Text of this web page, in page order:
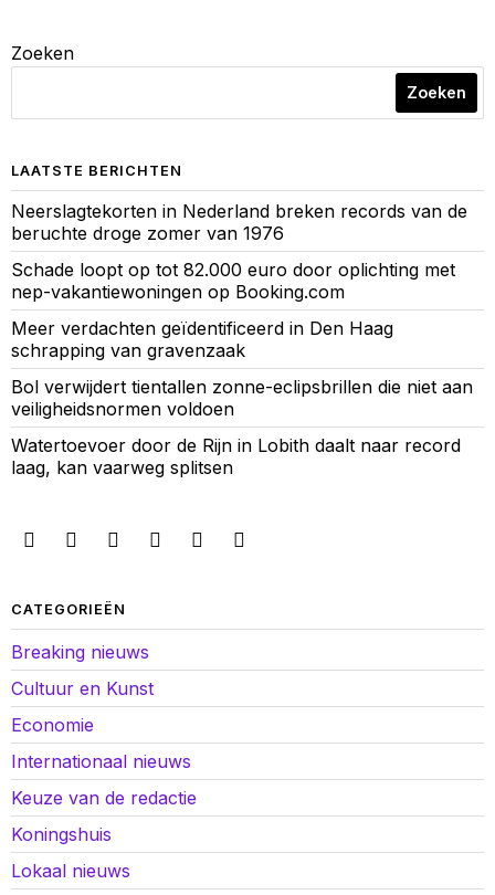
Zoeken
Zoeken
LAATSTE BERICHTEN
Neerslagtekorten in Nederland breken records van de
beruchte droge zomer van 1976
Schade loopt op tot 82.000 euro door oplichting met
nep-vakantiewoningen op Booking.com
Meer verdachten geïdentificeerd in Den Haag
schrapping van gravenzaak
Bol verwijdert tientallen zonne-eclipsbrillen die niet aan
veiligheidsnormen voldoen
Watertoevoer door de Rijn in Lobith daalt naar record
laag, kan vaarweg splitsen
CATEGORIEËN
Breaking nieuws
Cultuur en Kunst
Economie
Internationaal nieuws
Keuze van de redactie
Koningshuis
Lokaal nieuws